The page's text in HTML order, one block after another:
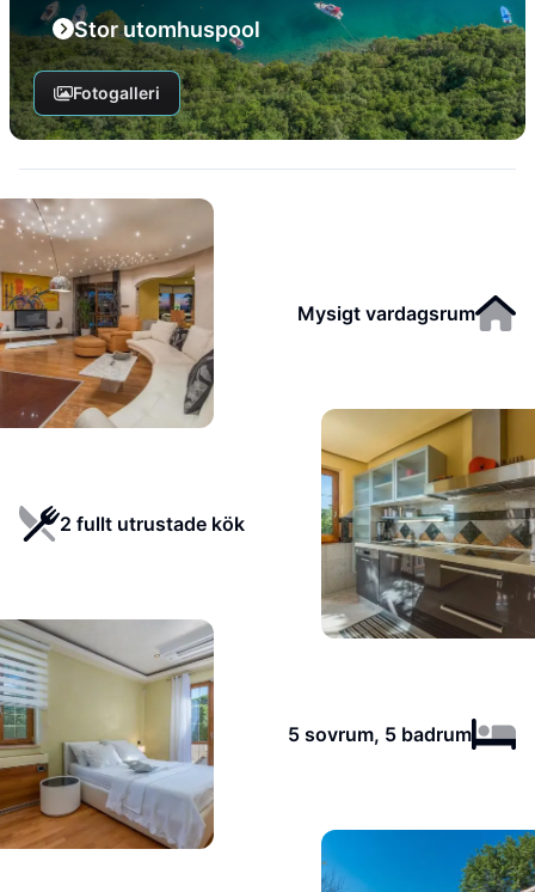
Stor utomhuspool
Fotogalleri
Mysigt vardagsrum
2 fullt utrustade kök
5 sovrum, 5 badrum